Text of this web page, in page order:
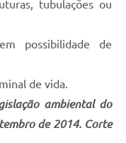
tubulações ou
possibilidade de
de vida.
ambiental do
de 2014. Corte